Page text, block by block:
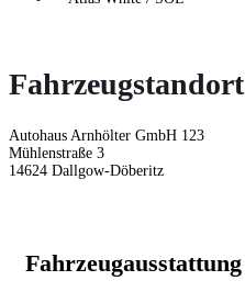
Fahrzeugstandort
Autohaus Arnhölter GmbH 123
Mühlenstraße 3
14624 Dallgow-Döberitz
Fahrzeugausstattung